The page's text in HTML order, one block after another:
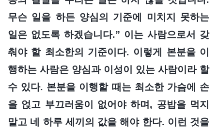
무슨 일을 하든 양심의 기준에 미치지 못하는
일은 없도록 하겠습니다.” 이는 사람으로서 갖
춰야 할 최소한의 기준이다. 이렇게 본분을 이
행하는 사람은 양심과 이성이 있는 사람이라 할
수 있다. 본분을 이행할 때는 최소한 가슴에 손
을 얹고 부끄러움이 없어야 하며, 공밥을 먹지
말고 네 하루 세끼의 값을 해야 한다. 이런 것을